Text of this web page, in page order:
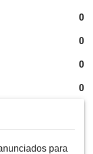
0
0
0
0
para